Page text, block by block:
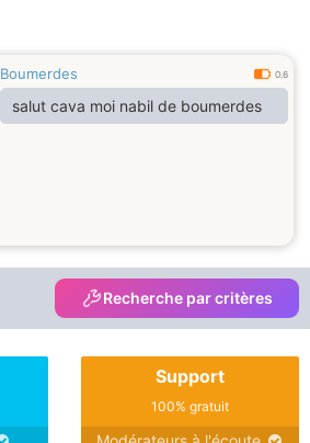
Boumerdes 0.6
salut cava moi nabil de boumerdes
Recherche par critères
Support
100% gratuit